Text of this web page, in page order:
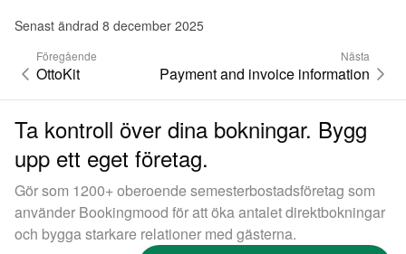
Senast ändrad 8 december 2025
Föregående
OttoKit
Nästa
Payment and invoice information
Ta kontroll över dina bokningar. Bygg
upp ett eget företag.
Gör som 1200+ oberoende semesterbostadsföretag som
använder Bookingmood för att öka antalet direktbokningar
och bygga starkare relationer med gästerna.